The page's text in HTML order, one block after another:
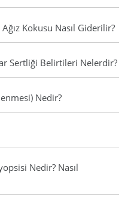
Kokusu Nasıl Giderilir?
Sertliği Belirtileri Nelerdir?
Nedir?
Nedir? Nasıl